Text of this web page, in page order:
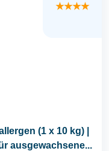
★★★★
(1 x 10 kg) |
ausgewachsene...